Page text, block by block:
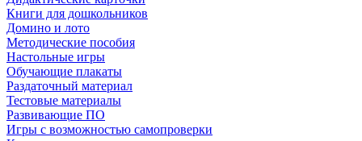
Книги для дошкольников
Домино и лото
Методические пособия
Настольные игры
Обучающие плакаты
Раздаточный материал
Тестовые материалы
Развивающие ПО
Игры с возможностью самопроверки